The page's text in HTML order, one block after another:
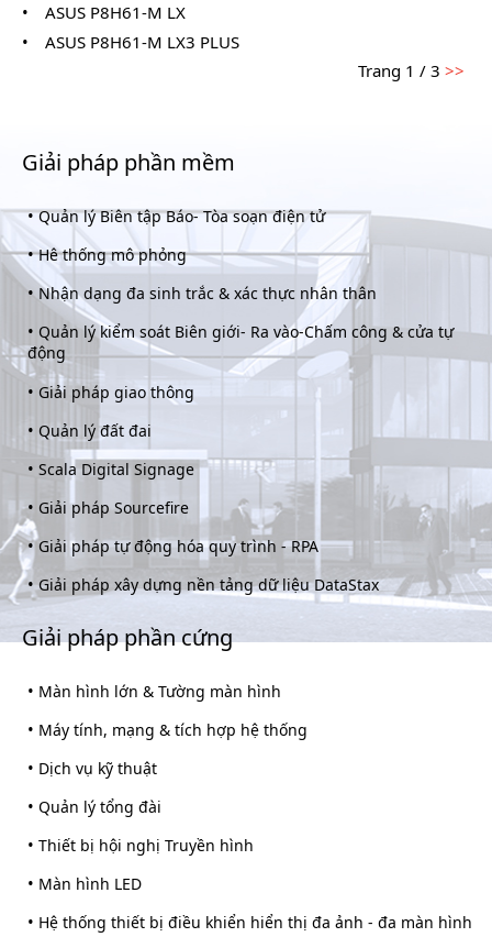
•
ASUS P8H61-M LX
•
ASUS P8H61-M LX3 PLUS
Trang 1 / 3 >>
Giải pháp phần mềm
•Quản lý Biên tập Báo- Tòa soạn điện tử
•Hê thống mô phỏng
•Nhận dạng đa sinh trắc & xác thực nhân thân
• Quản lý kiểm soát Biên giới- Ra vào-Chấm công & cửa tự
động
• Giải pháp giao thông
•Quản lý đất đai
•Scala Digital Signage
• Giải pháp Sourcefire
•Giải pháp tự động hóa quy trình - RPA
•Giải pháp xây dựng nền tảng dữ liệu DataStax
Giải pháp phần cứng
• Màn hình lớn & Tường màn hình
• Máy tính, mạng & tích hợp hệ thống
• Dịch vụ kỹ thuật
•Quản lý tổng đài
•Thiết bị hội nghị Truyền hình
• Màn hình LED
• Hệ thống thiết bị điều khiển hiển thị đa ảnh - đa màn hình